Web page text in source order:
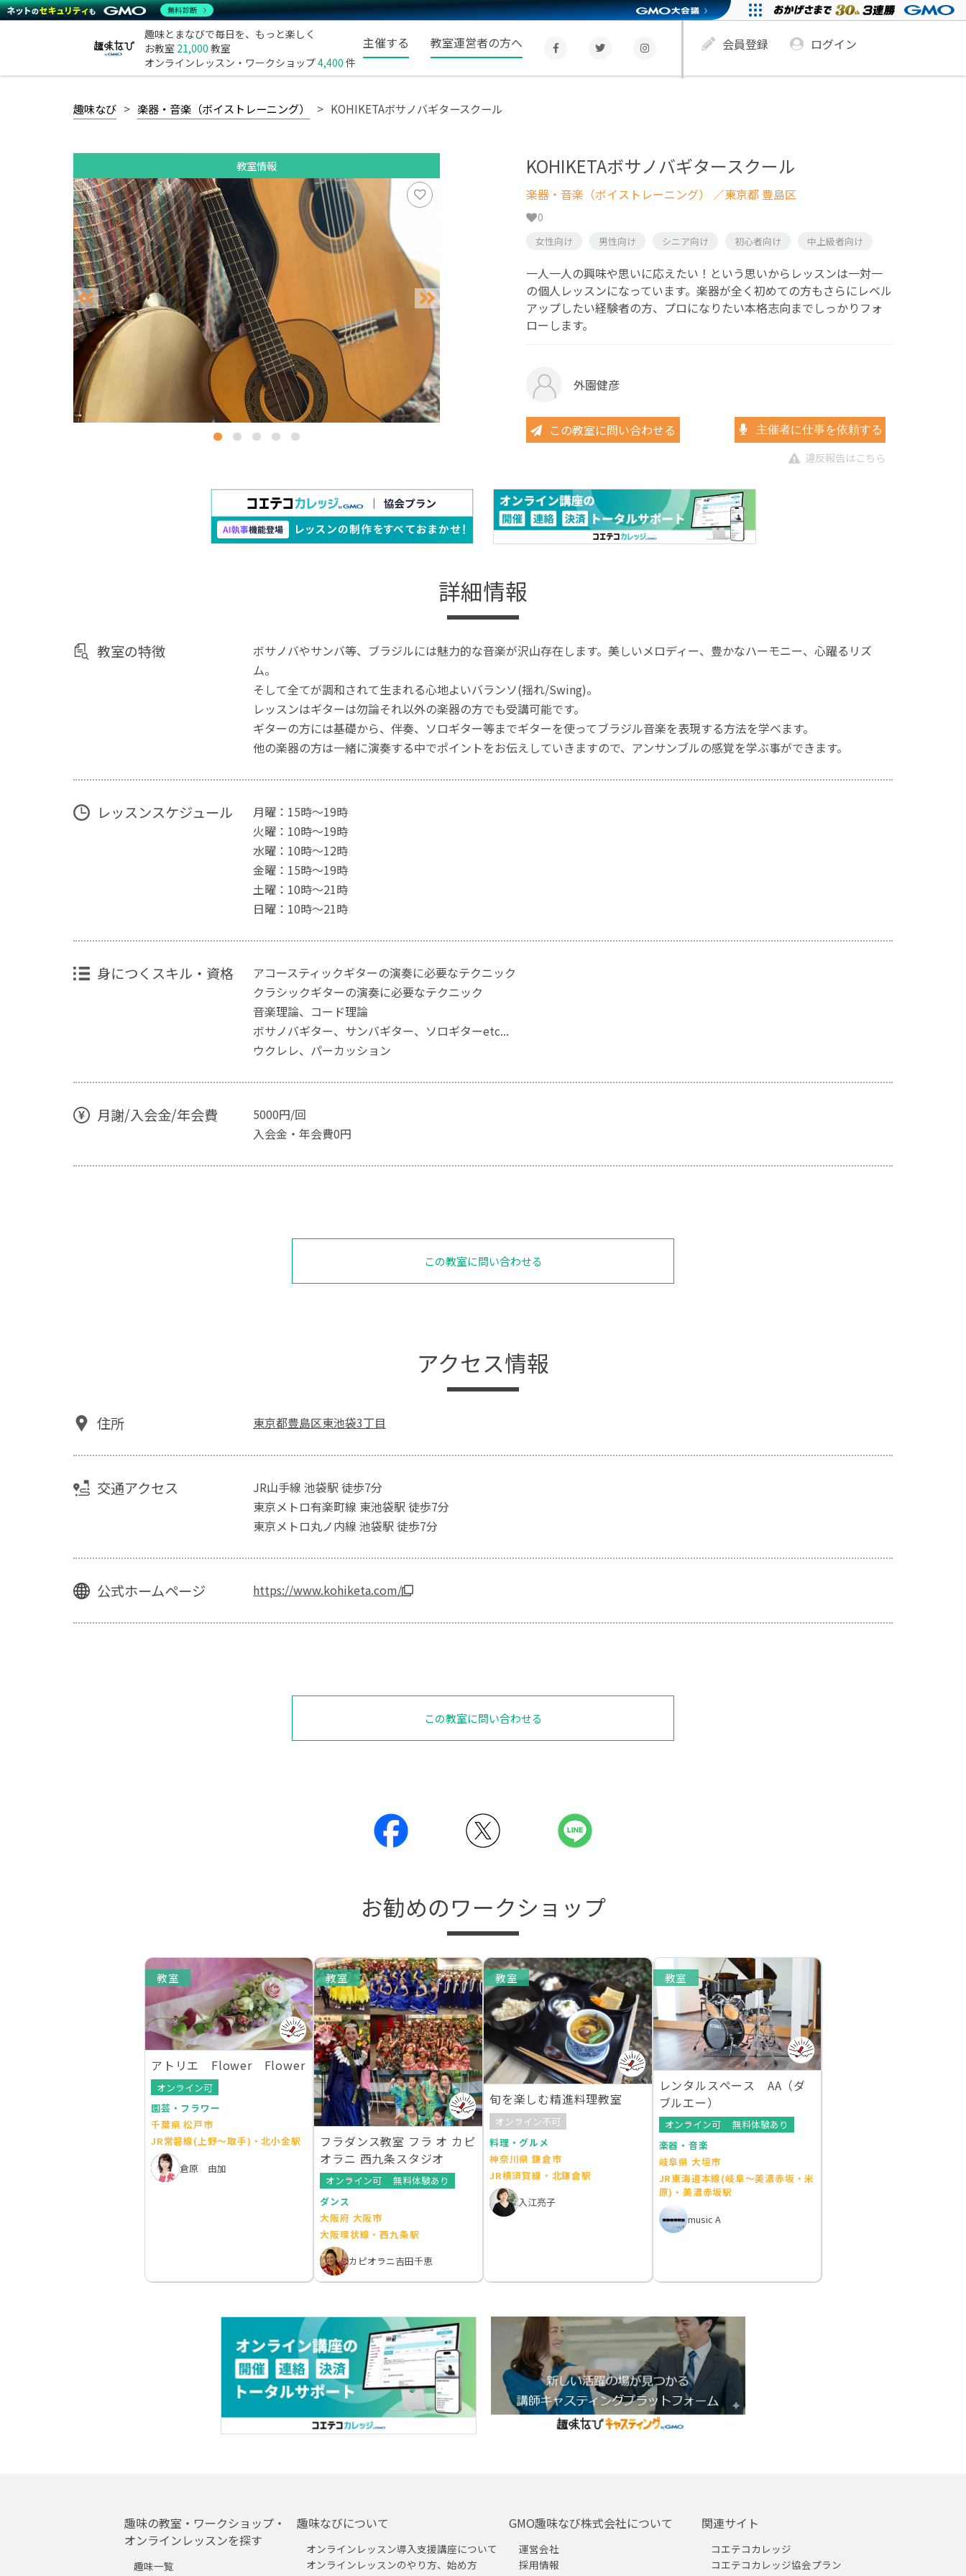
趣味とまなびで毎日を、もっと楽しく
お教室 21,000 教室
オンラインレッスン・ワークショップ4,400 件
主催する 教室運営者の方へ 会員登録 ログイン
趣味なび 楽器・音楽（ボイストレーニング） KOHIKETAボサノバギタースクール
教室情報 KOHIKETAボサノバギタースクール
楽器・音楽（ボイストレーニング） ／東京都 豊島区
0
女性向け 男性向け シニア向け 初心者向け 中上級者向け
一人一人の興味や思いに応えたい！という思いからレッスンは一対一
の個人レッスンになっています。楽器が全く初めての方もさらにレベル
アップしたい経験者の方、プロになりたい本格志向までしっかりフォ
ローします。
外園健彦
この教室に問い合わせる 主催者に仕事を依頼する
違反報告はこちら
詳細情報
教室の特徴
ボサノバやサンバ等、ブラジルには魅力的な音楽が沢山存在します。美しいメロディー、豊かなハーモニー、心躍るリズ
ム。
そして全てが調和されて生まれる心地よいバランソ(揺れ/Swing)。
レッスンはギターは勿論それ以外の楽器の方でも受講可能です。
ギターの方には基礎から、伴奏、ソロギター等までギターを使ってブラジル音楽を表現する方法を学べます。
他の楽器の方は一緒に演奏する中でポイントをお伝えしていきますので、アンサンブルの感覚を学ぶ事ができます。
レッスンスケジュール
月曜：15時〜19時
火曜：10時〜19時
水曜：10時〜12時
金曜：15時〜19時
土曜：10時〜21時
日曜：10時〜21時
身につくスキル・資格
アコースティックギターの演奏に必要なテクニック
クラシックギターの演奏に必要なテクニック
音楽理論、コード理論
ボサノバギター、サンバギター、ソロギターetc...
ウクレレ、パーカッション
月謝/入会金/年会費
5000円/回
入会金・年会費0円
この教室に問い合わせる
アクセス情報
住所 東京都豊島区東池袋3丁目
交通アクセス
JR山手線 池袋駅 徒歩7分
東京メトロ有楽町線 東池袋駅 徒歩7分
東京メトロ丸ノ内線 池袋駅 徒歩7分
公式ホームページ https://www.kohiketa.com/
この教室に問い合わせる
お勧めのワークショップ
教室
アトリエ Flower Flower
オンライン可
園芸・フラワー
千葉県 松戸市
JR常磐線(上野～取手)・北小金駅
倉原 由加
教室
フラダンス教室 フラ オ カピ
オラニ 西九条スタジオ
オンライン可
無料体験あり
ダンス
大阪府 大阪市
大阪環状線・西九条駅
カピオラニ吉田千恵
教室
旬を楽しむ精進料理教室
オンライン不可
料理・グルメ
神奈川県 鎌倉市
JR横須賀線・北鎌倉駅
入江亮子
教室
レンタルスペース AA（ダ
ブルエー）
オンライン可
無料体験あり
楽器・音楽
岐阜県 大垣市
JR東海道本線(岐阜～美濃赤坂・米
原)・美濃赤坂駅
music A
趣味の教室・ワークショップ・
オンラインレッスンを探す
趣味一覧
趣味なびについて
オンラインレッスン導入支援講座について
オンラインレッスンのやり方、始め方
GMO趣味なび株式会社について
運営会社
採用情報
関連サイト
コエテコカレッジ
コエテコカレッジ協会プラン
無料診断